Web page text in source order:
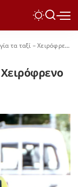
– Χειρόφρενο στις 19 Φεβρουαρίου